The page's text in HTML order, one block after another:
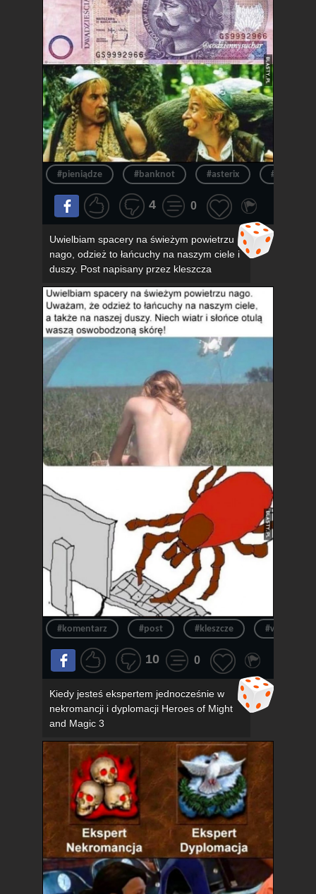
#pieniądze #banknot #asterix #pieniądz
4 0
Uwielbiam spacery na świeżym powietrzu
nago, odzież to łańcuchy na naszym ciele i
duszy. Post napisany przez kleszcza
#komentarz #post #kleszcze #wpis
10 0
Kiedy jesteś ekspertem jednocześnie w
nekromancji i dyplomacji Heroes of Might
and Magic 3